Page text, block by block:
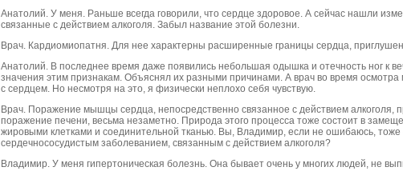
Анатолий. У меня. Раньше всегда говорили, что сердце здоровое. А сейчас нашли
связанные с действием алкоголя. Забыл название этой болезни.
Врач. Кардиомиопатня. Для нее характерны расширенные границы сердца,
Анатолий. В последнее время даже появились небольшая одышка и отечность ног к
значения этим признакам. Объяснял их разными причинами. А врач во время осмотра
с сердцем. Но несмотря на это, я физически неплохо себя чувствую.
Врач. Поражение мышцы сердца, непосредственно связанное с действием алкоголя,
поражение печени, весьма незаметно. Природа этого процесса тоже состоит в
жировыми клетками и соединительной тканью. Вы, Владимир, если не ошибаюсь, тоже
сердечнососудистым заболеванием, связанным с действием алкоголя?
Владимир. У меня гипертоническая болезнь. Она бывает очень у многих людей, не